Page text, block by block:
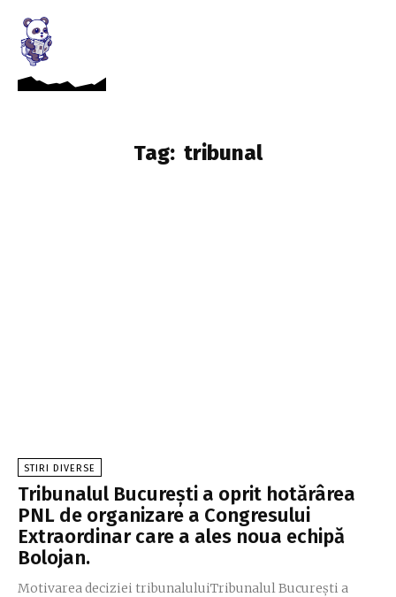
Tag: tribunal
STIRI DIVERSE
Tribunalul București a oprit hotărârea
PNL de organizare a Congresului
Extraordinar care a ales noua echipă
Bolojan.
Motivarea deciziei tribunaluluiTribunalul București a